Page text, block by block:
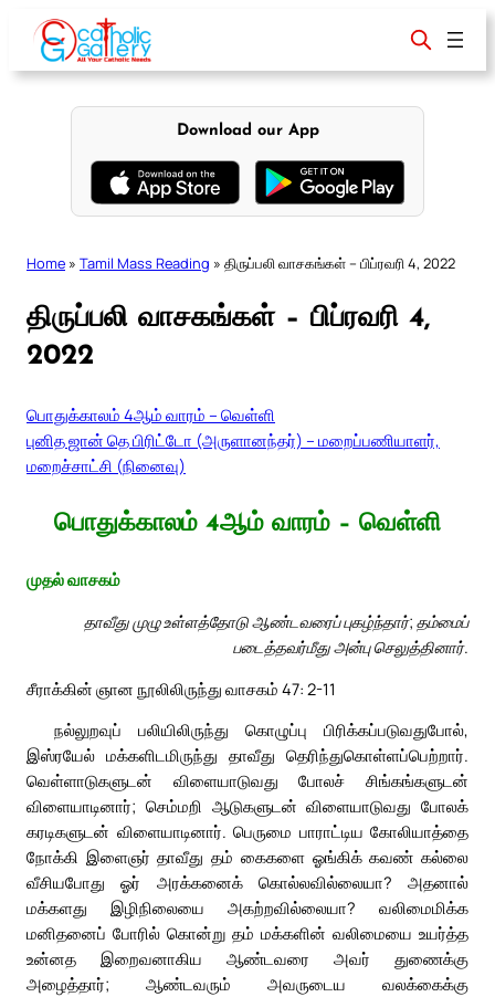
content
Download our App
Home » Tamil Mass Reading » திருப்பலி வாசகங்கள் – பிப்ரவரி 4, 2022
திருப்பலி வாசகங்கள் – பிப்ரவரி 4,
2022
பொதுக்காலம் 4ஆம் வாரம் – வெள்ளி
புனித ஜான் தெ பிரிட்டோ (அருளானந்தர்) – மறைப்பணியாளர்,
மறைச்சாட்சி (நினைவு)
பொதுக்காலம் 4ஆம் வாரம் – வெள்ளி
முதல் வாசகம்
தாவீது முழு உள்ளத்தோடு ஆண்டவரைப் புகழ்ந்தார்; தம்மைப்
படைத்தவர்மீது அன்பு செலுத்தினார்.
சீராக்கின் ஞான நூலிலிருந்து வாசகம் 47: 2-11
நல்லுறவுப் பலியிலிருந்து கொழுப்பு பிரிக்கப்படுவதுபோல்,
இஸ்ரயேல் மக்களிடமிருந்து தாவீது தெரிந்துகொள்ளப்பெற்றார்.
வெள்ளாடுகளுடன் விளையாடுவது போலச் சிங்கங்களுடன்
விளையாடினார்; செம்மறி ஆடுகளுடன் விளையாடுவது போலக்
கரடிகளுடன் விளையாடினார். பெருமை பாராட்டிய கோலியாத்தை
நோக்கி இளைஞர் தாவீது தம் கைகளை ஓங்கிக் கவண் கல்லை
வீசியபோது ஓர் அரக்கனைக் கொல்லவில்லையா? அதனால்
மக்களது இழிநிலையை அகற்றவில்லையா? வலிமைமிக்க
மனிதனைப் போரில் கொன்று தம் மக்களின் வலிமையை உயர்த்த
உன்னத இறைவனாகிய ஆண்டவரை அவர் துணைக்கு
அழைத்தார்; ஆண்டவரும் அவருடைய வலக்கைக்கு